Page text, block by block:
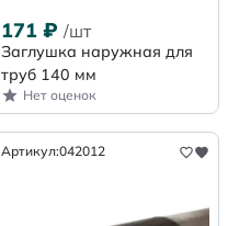
171 ₽ /шт
Заглушка наружная для
труб 140 мм
Нет оценок
Артикул:042012